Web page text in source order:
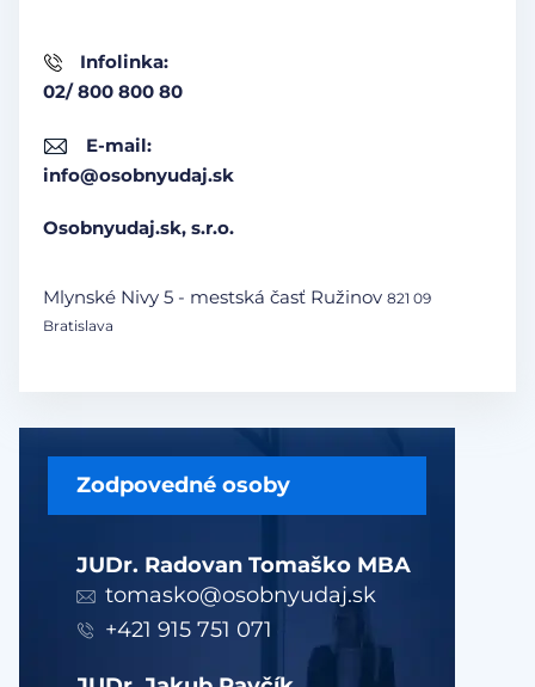
Zodpovedné osoby
JUDr. Radovan Tomaško MBA
tomasko@osobnyudaj.sk
+421 915 751 071
Infolinka:
02/ 800 800 80
E-mail:
info@osobnyudaj.sk
Osobnyudaj.sk, s.r.o.
Mlynské Nivy 5 - mestská časť Ružinov 821 09
Bratislava